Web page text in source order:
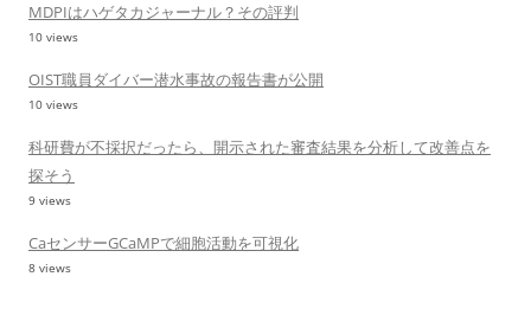
MDPIはハゲタカジャーナル？その評判
10 views
OIST職員ダイバー潜水事故の報告書が公開
10 views
科研費が不採択だったら、開示された審査結果を分析して改善点を
探そう
9 views
CaセンサーGCaMPで細胞活動を可視化
8 views